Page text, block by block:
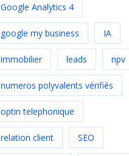
Google Analytics 4
google my business IA
immobilier leads npv
numeros polyvalents vérifiés
optin telephonique
relation client SEO